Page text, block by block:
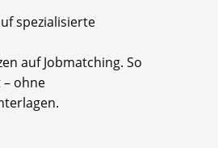
spezialisierte
auf Jobmatching. So
ohne